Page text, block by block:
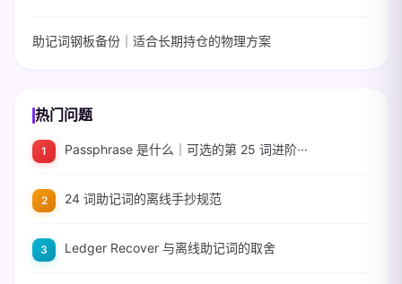
助记词钢板备份｜适合长期持仓的物理方案
热门问题
Passphrase 是什么｜可选的第 25 词进阶···
24 词助记词的离线手抄规范
Ledger Recover 与离线助记词的取舍